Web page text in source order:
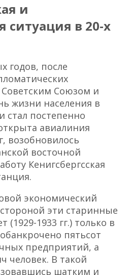
и
ситуация в 20-х
годов, после
Союзом и
жизни населения в
стал постепенно
авиалиния
возобновилось
восточной
Кенигсбергсская
экономический
эти старинные
(1929-1933 гг.) только в
пятьсот
предприятий, а
человек. В такой
шатким и